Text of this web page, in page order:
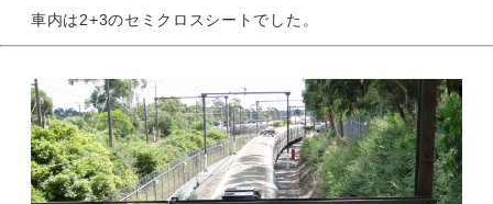
車内は2+3のセミクロスシートでした。